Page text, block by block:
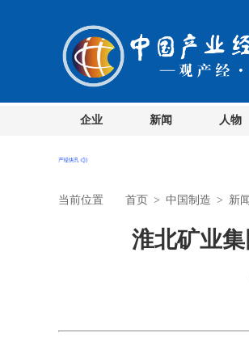
企业 新闻 人物
当前位置 首页 > 中国制造 > 新闻
淮北矿业